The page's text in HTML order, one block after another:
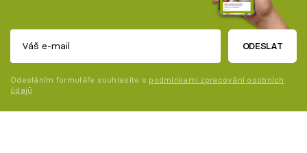
ODESLAT
Odesláním formuláře souhlasíte s podmínkami zpracování osobních
údajů